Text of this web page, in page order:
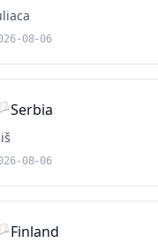
08-06
Serbia
08-06
Finland